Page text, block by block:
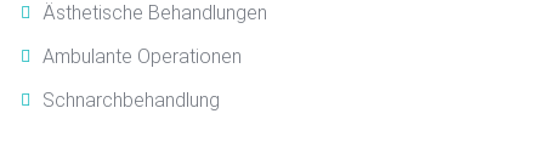
Ästhetische Behandlungen
Ambulante Operationen
Schnarchbehandlung